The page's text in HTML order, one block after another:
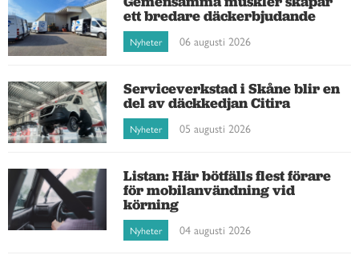
ett bredare däckerbjudande
Nyheter 06 augusti 2026
Serviceverkstad i Skåne blir en
del av däckkedjan Citira
Nyheter 05 augusti 2026
Listan: Här bötfälls flest förare
för mobilanvändning vid
körning
Nyheter 04 augusti 2026